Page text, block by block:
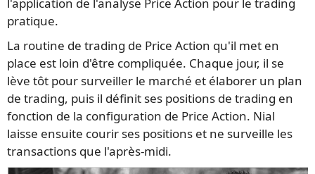
pratique.
La routine de trading de Price Action qu'il met en
place est loin d'être compliquée. Chaque jour, il se
lève tôt pour surveiller le marché et élaborer un plan
de trading, puis il définit ses positions de trading en
fonction de la configuration de Price Action. Nial
laisse ensuite courir ses positions et ne surveille les
transactions que l'après-midi.